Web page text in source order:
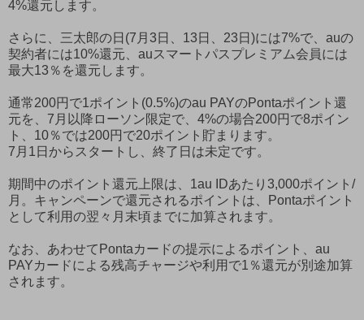
4%還元します。
さらに、三太郎の日(7月3日、13日、23日)には7%で、auの
契約者には10%還元、auスマートパスプレミアム会員には
最大13％を還元します。
通常200円で1ポイント(0.5%)のau PAYのPontaポイント還
元を、7月以降ローソン限定で、4%の場合200円で8ポイン
ト、10％では200円で20ポイント貯まります。
7月1日からスタートし、終了日は未定です。
期間中のポイント還元上限は、1au IDあたり3,000ポイント/
月。キャンペーンで還元されるポイントは、Pontaポイント
として利用の翌々月末頃までに加算されます。
なお、あわせてPontaカードの提示によるポイント、au
PAYカードによる残高チャージや利用で1％還元が別途加算
されます。